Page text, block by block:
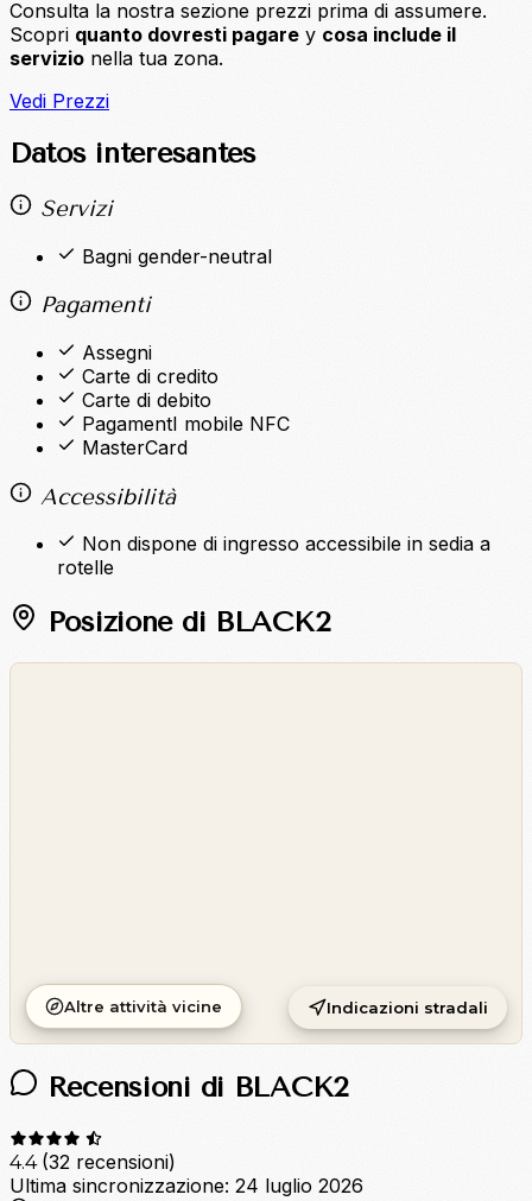
Consulta la nostra sezione prezzi prima di assumere.
Scopri quanto dovresti pagare y cosa include il
servizio nella tua zona.
Vedi Prezzi
Datos interesantes
Servizi
Bagni gender-neutral
Pagamenti
Assegni
Carte di credito
Carte di debito
PagamentI mobile NFC
MasterCard
Accessibilità
Non dispone di ingresso accessibile in sedia a
rotelle
Posizione di BLACK2
Altre attività vicine Indicazioni stradali
Recensioni di BLACK2
4.4 (32 recensioni)
Ultima sincronizzazione: 24 luglio 2026